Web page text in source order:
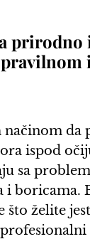
prirodno
da
ispod
sa
boricama.
želite